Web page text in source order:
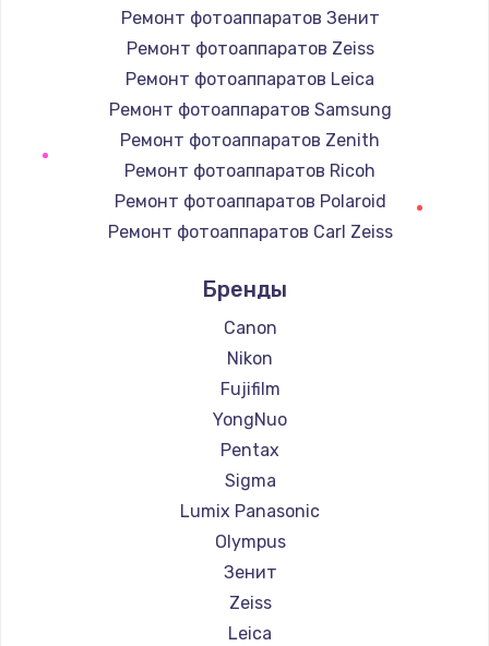
Заказать
Замена платы сенсора
Заказать
1300 руб.
Заказать
Замена сигнальной лампы
1200 руб.
Заказать
Замена системной платы
1500 руб.
Ремонт фотоаппаратов Зенит
Ремонт фотоаппаратов Zeiss
Ремонт фотоаппаратов Leica
Ремонт фотоаппаратов Samsung
Ремонт фотоаппаратов Zenith
Ремонт фотоаппаратов Ricoh
Ремонт фотоаппаратов Polaroid
Ремонт фотоаппаратов Carl Zeiss
Ремонт фотоаппаратов LUMIX
Ремонт фотоаппаратов Kodak
Бренды
Canon
Nikon
Fujifilm
YongNuo
Pentax
Sigma
Lumix Panasonic
Olympus
Зенит
Zeiss
Leica